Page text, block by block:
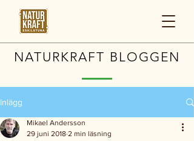
NATURKRAFT BLOGGEN
Inlägg
Mikael Andersson
29 juni 2018 2 min läsning